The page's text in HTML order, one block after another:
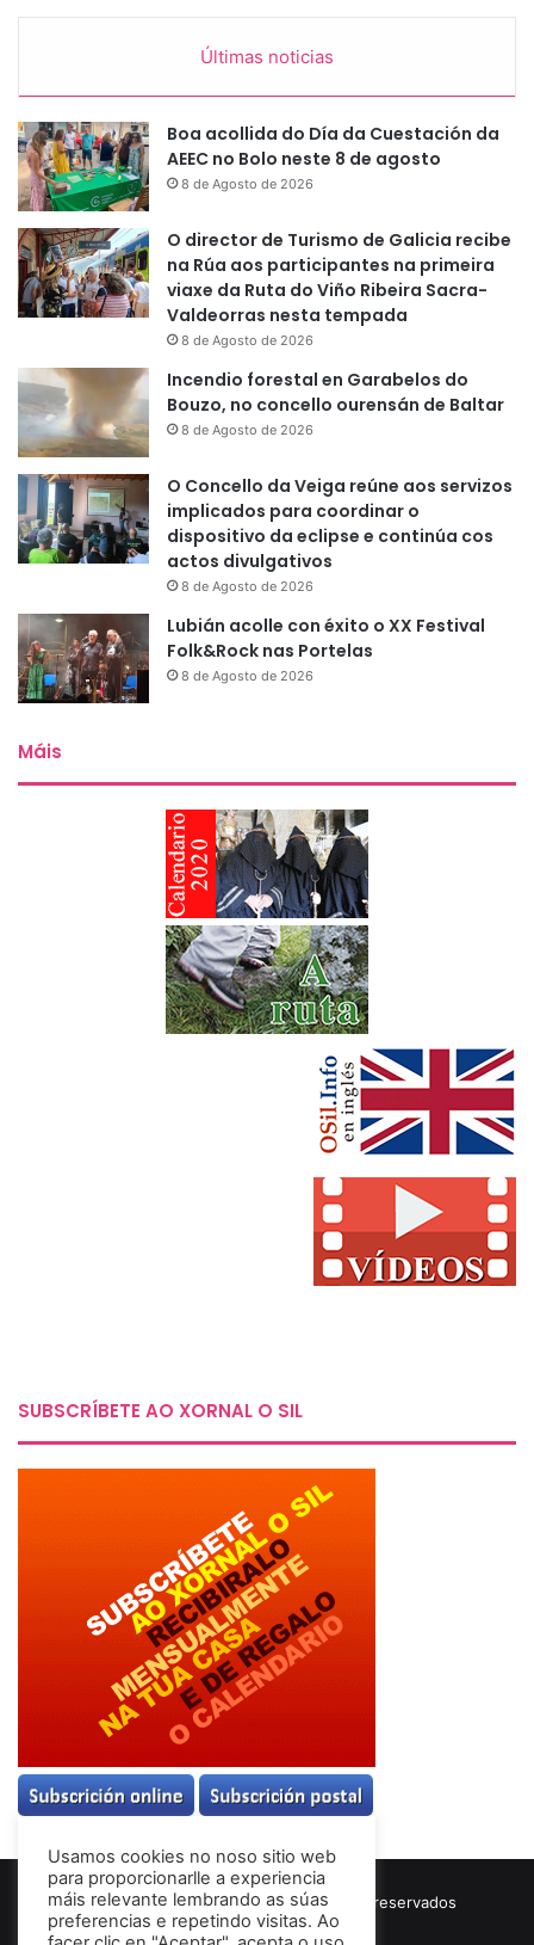
Últimas noticias
Boa acollida do Día da Cuestación da
AEEC no Bolo neste 8 de agosto
8 de Agosto de 2026
O director de Turismo de Galicia recibe
na Rúa aos participantes na primeira
viaxe da Ruta do Viño Ribeira Sacra-
Valdeorras nesta tempada
8 de Agosto de 2026
Incendio forestal en Garabelos do
Bouzo, no concello ourensán de Baltar
8 de Agosto de 2026
O Concello da Veiga reúne aos servizos
implicados para coordinar o
dispositivo da eclipse e continúa cos
actos divulgativos
8 de Agosto de 2026
Lubián acolle con éxito o XX Festival
Folk&Rock nas Portelas
8 de Agosto de 2026
Máis
SUBSCRÍBETE AO XORNAL O SIL
© Copyright 2026, Todos los derechos reservados
Términos & Condiciones
Usamos cookies no noso sitio web
para proporcionarlle a experiencia
máis relevante lembrando as súas
preferencias e repetindo visitas. Ao